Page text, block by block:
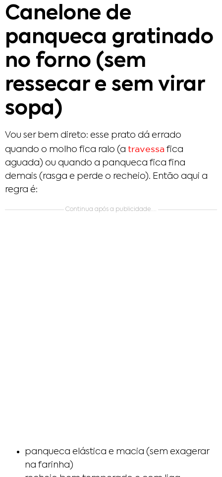
Canelone de
panqueca gratinado
no forno (sem
ressecar e sem virar
sopa)
Vou ser bem direto: esse prato dá errado
quando o molho fica ralo (a travessa fica
aguada) ou quando a panqueca fica fina
demais (rasga e perde o recheio). Então aqui a
regra é:
Continua após a publicidade....
panqueca elástica e macia (sem exagerar
na farinha)